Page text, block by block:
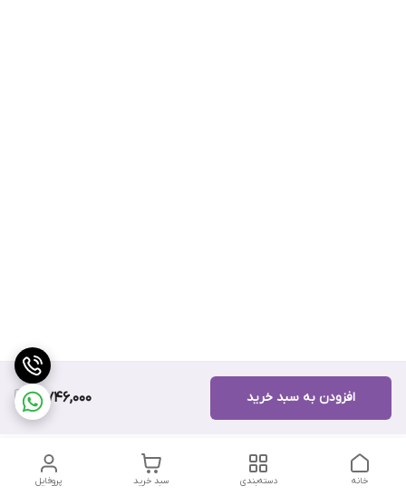
10,746,000 افزودن به سبد خرید
پروفایل سبد خرید دسته‌بندی خانه